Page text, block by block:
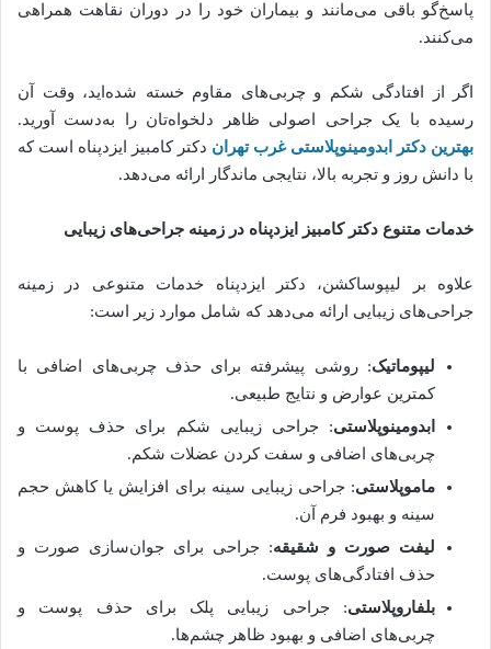
پاسخ‌گو باقی می‌مانند و بیماران خود را در دوران نقاهت همراهی
می‌کنند.
اگر از افتادگی شکم و چربی‌های مقاوم خسته شده‌اید، وقت آن
رسیده با یک جراحی اصولی ظاهر دلخواه‌تان را به‌دست آورید.
بهترین دکتر ابدومینوپلاستی غرب تهران دکتر کامبیز ایزدپناه است که
با دانش روز و تجربه بالا، نتایجی ماندگار ارائه می‌دهد.
خدمات متنوع دکتر کامبیز ایزدپناه در زمینه جراحی‌های زیبایی
علاوه بر لیپوساکشن، دکتر ایزدپناه خدمات متنوعی در زمینه
جراحی‌های زیبایی ارائه می‌دهد که شامل موارد زیر است:
لیپوماتیک: روشی پیشرفته برای حذف چربی‌های اضافی با
کمترین عوارض و نتایج طبیعی.
ابدومینوپلاستی: جراحی زیبایی شکم برای حذف پوست و
چربی‌های اضافی و سفت کردن عضلات شکم.
ماموپلاستی: جراحی زیبایی سینه برای افزایش یا کاهش حجم
سینه و بهبود فرم آن.
لیفت صورت و شقیقه: جراحی برای جوان‌سازی صورت و
حذف افتادگی‌های پوست.
بلفاروپلاستی: جراحی زیبایی پلک برای حذف پوست و
چربی‌های اضافی و بهبود ظاهر چشم‌ها.